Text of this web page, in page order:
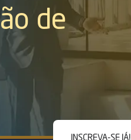
de
INSCREVA-SE JÁ!